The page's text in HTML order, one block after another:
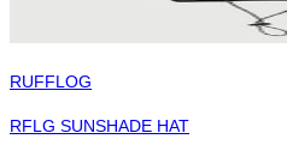
RUFFLOG
RFLG SUNSHADE HAT